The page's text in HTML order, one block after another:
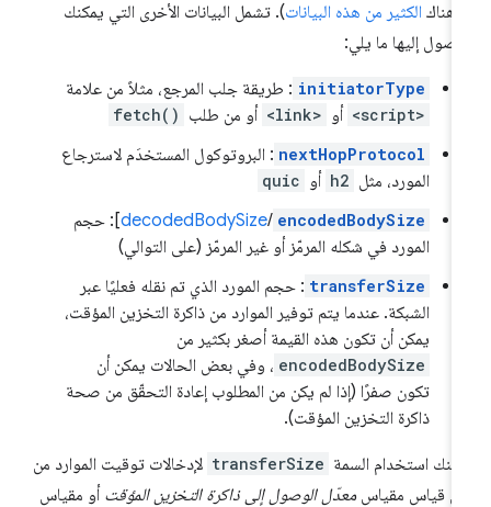
هناكالكثير من هذه البيانات). تشمل البيانات الأخرى التي يمكنك
إليها ما يلي:
initiatorType : طريقة جلب المرجع، مثلاً من علامة
<script> أو <link> أو من طلب fetch()
nextHopProtocol : البروتوكول المستخدَم لاسترجاع
المورد، مثل h2 أو quic
encodedBodySize
/
decodedBodySize]: حجم
المورد في شكله المرمّز أو غير المرمّز (على التوالي)
transferSize : حجم المورد الذي تم نقله فعليًا عبر
الشبكة. عندما يتم توفير الموارد من ذاكرة التخزين المؤقت،
يمكن أن تكون هذه القيمة أصغر بكثير من
encodedBodySize ، وفي بعض الحالات يمكن أن
تكون صفرًا (إذا لم يكن من المطلوب إعادة التحقّق من صحة
ذاكرة التخزين المؤقت).
استخدام السمة transferSize لإدخالات توقيت الموارد من
قياس مقياسمعدّل الوصول إلى ذاكرة التخزين المؤقتأو مقياس